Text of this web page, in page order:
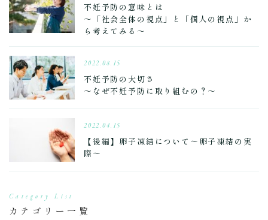
不妊予防の意味とは
～「社会全体の視点」と「個人の視点」か
ら考えてみる～
2022.08.15
不妊予防の大切さ
～なぜ不妊予防に取り組むの？～
2022.04.15
【後編】卵子凍結について～卵子凍結の実
際～
Category List
カテゴリー一覧